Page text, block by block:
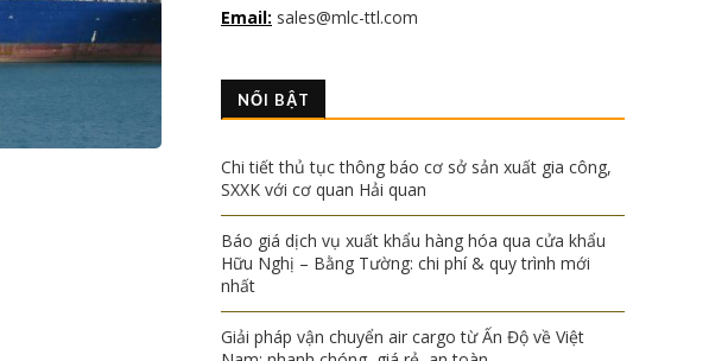
Email: sales@mlc-ttl.com
NỔI BẬT
Chi tiết thủ tục thông báo cơ sở sản xuất gia công,
SXXK với cơ quan Hải quan
Báo giá dịch vụ xuất khẩu hàng hóa qua cửa khẩu
Hữu Nghị – Bằng Tường: chi phí & quy trình mới
nhất
Giải pháp vận chuyển air cargo từ Ấn Độ về Việt